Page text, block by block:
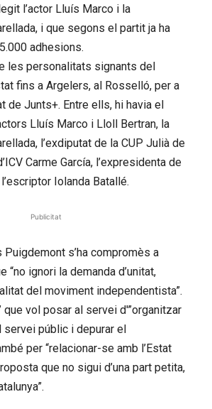
l’actor Lluís Marco i la
i que segons el partit ja ha
adhesions.
les personalitats signants del
fins a Argelers, al Rosselló, per a
de Junts+. Entre ells, hi havia el
Lluís Marco i Lloll Bertran, la
l’exdiputat de la CUP Julià de
Carme García, l’expresidenta de
Iolanda Batallé.
Publicitat
Puigdemont s’ha compromès a
“no ignori la demanda d’unitat,
del moviment independentista”.
que vol posar al servei d'”organitzar
servei públic i depurar el
per “relacionar-se amb l’Estat
que no sigui d’una part petita,